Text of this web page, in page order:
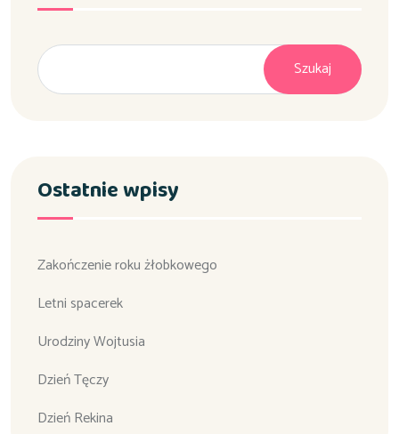
Szukaj
Ostatnie wpisy
Zakończenie roku żłobkowego
Letni spacerek
Urodziny Wojtusia
Dzień Tęczy
Dzień Rekina